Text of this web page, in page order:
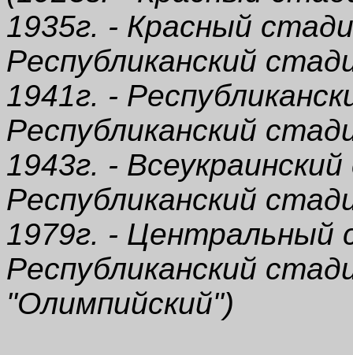
1935г. - Красный
Республиканский
1941г. -
Республиканский
1943г. -
Республиканский
1979г. - Центральный
Республиканский
"Олимпийский")